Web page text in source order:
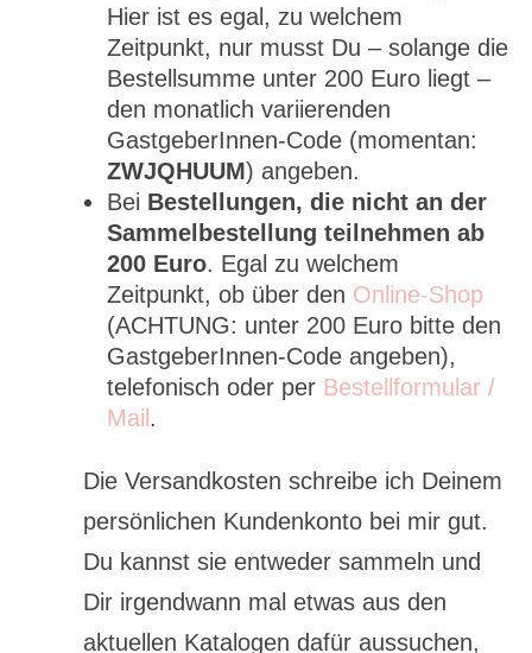
Hier ist es egal, zu welchem
Zeitpunkt, nur musst Du – solange die
Bestellsumme unter 200 Euro liegt –
den monatlich variierenden
GastgeberInnen-Code (momentan:
ZWJQHUUM) angeben.
Bei Bestellungen, die nicht an der
Sammelbestellung teilnehmen ab
200 Euro. Egal zu welchem
Zeitpunkt, ob über den Online-Shop
(ACHTUNG: unter 200 Euro bitte den
GastgeberInnen-Code angeben),
telefonisch oder per Bestellformular /
Mail .
Die Versandkosten schreibe ich Deinem
persönlichen Kundenkonto bei mir gut.
Du kannst sie entweder sammeln und
Dir irgendwann mal etwas aus den
aktuellen Katalogen dafür aussuchen,